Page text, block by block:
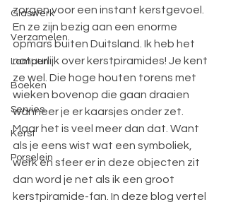
Glaswerk
Verzamelen
Lampen
Boeken
Servies
Kerst
Porselein
zorgen voor een instant kerstgevoel.
En ze zijn bezig aan een enorme
opmars buiten Duitsland. Ik heb het
natuurlijk over kerstpiramides! Je kent
ze wel. Die hoge houten torens met
wieken bovenop die gaan draaien
wanneer je er kaarsjes onder zet.
Maar het is veel meer dan dat. Want
als je eens wist wat een symboliek,
werk en sfeer er in deze objecten zit
dan word je net als ik een groot
kerstpiramide-fan. In deze blog vertel